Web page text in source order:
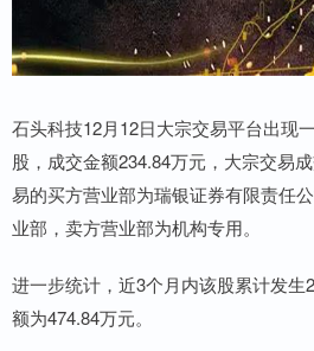
石头科技12月12日大宗交易平台出现
股，成交金额234.84万元，大宗交易
易的买方营业部为瑞银证券有限责任
业部，卖方营业部为机构专用。
进一步统计，近3个月内该股累计发生
额为474.84万元。